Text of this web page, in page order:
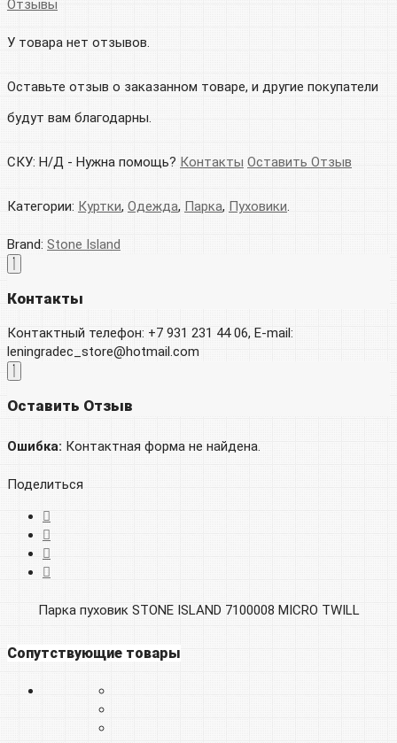
Отзывы
У товара нет отзывов.
Оставьте отзыв о заказанном товаре, и другие покупатели
будут вам благодарны.
СКУ: Н/Д - Нужна помощь? Контакты Оставить Отзыв
Категории: Куртки, Одежда, Парка, Пуховики.
Brand: Stone Island
Контакты
Контактный телефон: +7 931 231 44 06, E-mail:
leningradec_store@hotmail.com
Оставить Отзыв
Ошибка: Контактная форма не найдена.
Поделиться
Парка пуховик STONE ISLAND 7100008 MICRO TWILL
Сопутствующие товары